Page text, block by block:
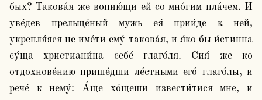
бых? Такова́я же вопию́щи ей со мно́гим пла́чем. И
уве́дев прельще́ный мужь ея́ прии́де к ней,
укрепля́яся не име́ти ему́ такова́я, и я́ко бы и́стинна
су́ща христиани́на себе́ глаго́ля. Сия́ же ко
отдохнове́нию прише́дши ле́стными его́ глаго́лы, и
рече́ к нему́: А́ще хо́щеши извести́тися мне, и